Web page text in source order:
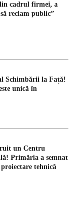
cadrul firmei, a
reclam public”
Schimbării la Față!
unică în
un Centru
Primăria a semnat
tehnică